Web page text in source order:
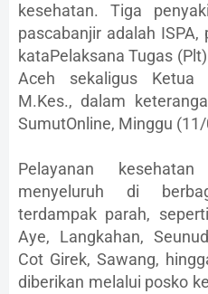
kesehatan. Tiga
pascabanjir adalah
kataPelaksana Tugas
Aceh sekaligus Ketua
M.Kes., dalam
SumutOnline, Minggu
Pelayanan
menyeluruh di
terdampak parah,
Aye, Langkahan,
Cot Girek, Sawang,
diberikan melalui posko